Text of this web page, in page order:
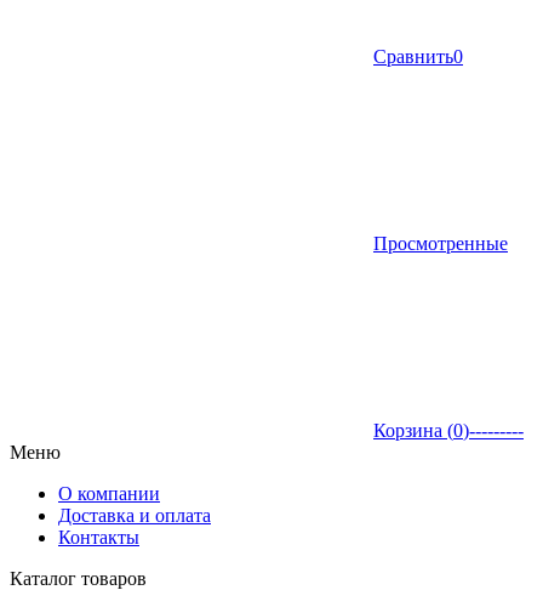
Сравнить0
Просмотренные
Корзина (0)---------
Меню
О компании
Доставка и оплата
Контакты
Каталог товаров